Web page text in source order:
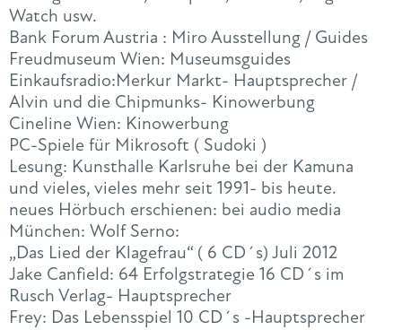
Watch usw.
Bank Forum Austria : Miro Ausstellung / Guides
Freudmuseum Wien: Museumsguides
Einkaufsradio:Merkur Markt- Hauptsprecher /
Alvin und die Chipmunks- Kinowerbung
Cineline Wien: Kinowerbung
PC-Spiele für Mikrosoft ( Sudoki )
Lesung: Kunsthalle Karlsruhe bei der Kamuna
und vieles, vieles mehr seit 1991- bis heute.
neues Hörbuch erschienen: bei audio media
München: Wolf Serno:
„Das Lied der Klagefrau“ ( 6 CD´s) Juli 2012
Jake Canfield: 64 Erfolgstrategie 16 CD´s im
Rusch Verlag- Hauptsprecher
Frey: Das Lebensspiel 10 CD´s -Hauptsprecher